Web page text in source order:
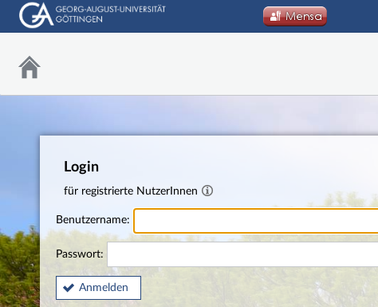
Login
für registrierte NutzerInnen
Benutzername:
Passwort:
Anmelden